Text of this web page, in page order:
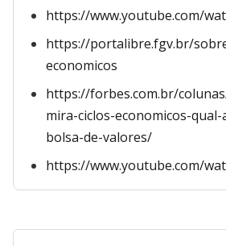
https://www.youtube.com/
https://portalibre.fgv.br/
economicos
https://forbes.com.br/
mira-ciclos-economicos-
bolsa-de-valores/
https://www.youtube.com/